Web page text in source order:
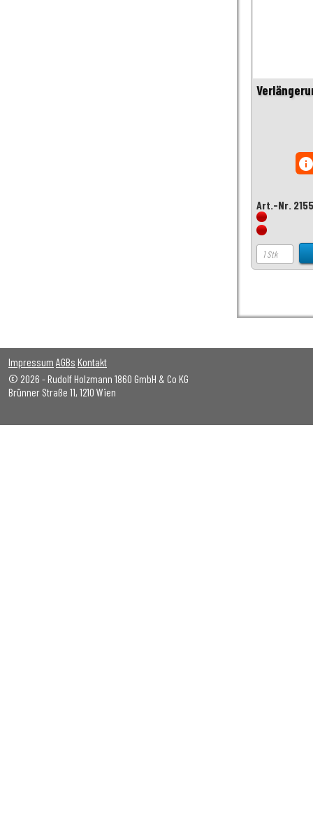
Art.-Nr.
Impressum AGBs Kontakt
© 2026 - Rudolf Holzmann 1860 GmbH & Co KG
Brünner Straße 11, 1210 Wien